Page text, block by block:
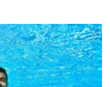
महत्त्वाचं आहे.
पिशवीतून
आत उष्णता वाढते
बॅक्टेरिया वाढून आंबे